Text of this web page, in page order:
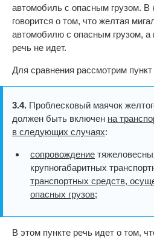
автомобиль с опасным грузом. В
говорится о том, что желтая
автомобилю с опасным грузом, а
речь не идет.
Для сравнения рассмотрим
3.4. Проблесковый маячок
должен быть включен на
в следующих случаях:
сопровождение
крупногабаритных
транспортных средств,
опасных грузов;
В этом пункте речь идет о том,